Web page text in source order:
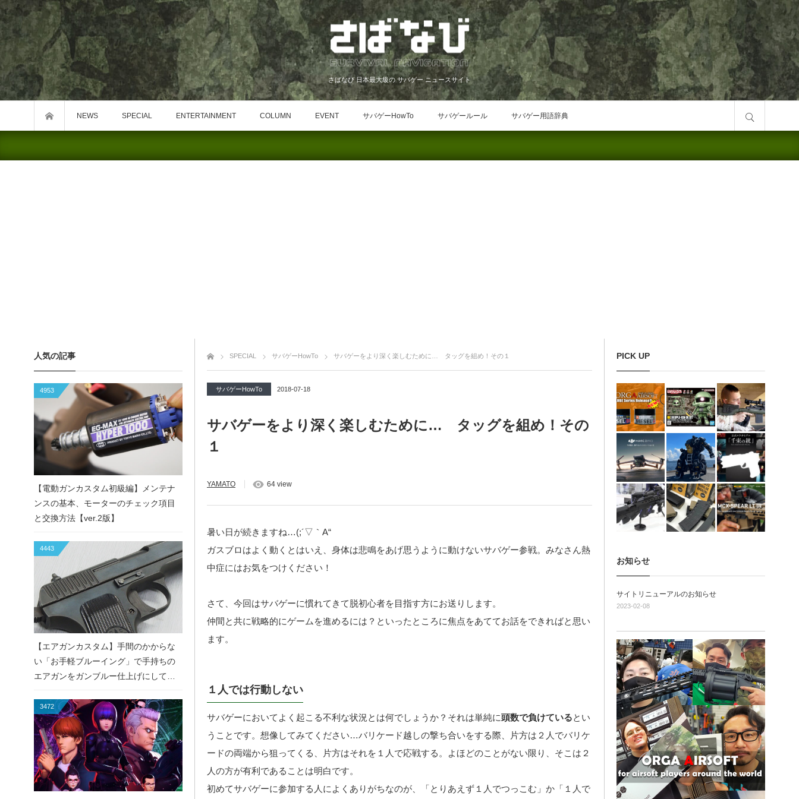
さばなび 日本最大級の サバゲー ニュースサイト
NEWS SPECIAL ENTERTAINMENT COLUMN EVENT サバゲーHowTo サバゲールール サバゲー用語辞典
SPECIAL サバゲーHowTo サバゲーをより深く楽しむために… タッグを組め！その１
サバゲーHowTo 2018-07-18
サバゲーをより深く楽しむために… タッグを組め！その
１
YAMATO 64 view
暑い日が続きますね…(;´▽｀A“
ガスブロはよく動くとはいえ、身体は悲鳴をあげ思うように動けないサバゲー参戦。みなさん熱
中症にはお気をつけください！
さて、今回はサバゲーに慣れてきて脱初心者を目指す方にお送りします。
仲間と共に戦略的にゲームを進めるには？といったところに焦点をあててお話をできればと思い
ます。
１人では行動しない
サバゲーにおいてよく起こる不利な状況とは何でしょうか？それは単純に頭数で負けているとい
うことです。想像してみてください…バリケード越しの撃ち合いをする際、片方は２人でバリケ
ードの両端から狙ってくる、片方はそれを１人で応戦する。よほどのことがない限り、そこは２
人の方が有利であることは明白です。
初めてサバゲーに参加する人によくありがちなのが、「とりあえず１人でつっこむ」か「１人で
人気の記事
4953
【電動ガンカスタム初級編】メンテナ
ンスの基本、モーターのチェック項目
と交換方法【ver.2版】
4443
【エアガンカスタム】手間のかからな
い「お手軽ブルーイング」で手持ちの
エアガンをガンブルー仕上げにしてみ
3472
PICK UP
お知らせ
サイトリニューアルのお知らせ
2023-02-08